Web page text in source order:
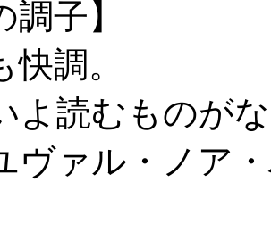
調子】
調。
よ読むものが
ヴァル・ノア